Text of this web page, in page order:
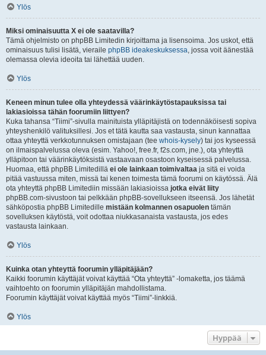
Ylös
Miksi ominaisuutta X ei ole saatavilla?
Tämä ohjelmisto on phpBB Limitedin kirjoittama ja lisensoima. Jos uskot, että
ominaisuus tulisi lisätä, vieraile phpBB ideakeskuksessa, jossa voit äänestää
olemassa olevia ideoita tai lähettää uuden.
Ylös
Keneen minun tulee olla yhteydessä väärinkäytöstapauksissa tai
lakiasioissa tähän foorumiin liittyen?
Kuka tahansa “Tiimi”-sivulla mainituista ylläpitäjistä on todennäköisesti sopiva
yhteyshenkilö valituksillesi. Jos et tätä kautta saa vastausta, sinun kannattaa
ottaa yhteyttä verkkotunnuksen omistajaan (tee whois-kysely) tai jos kyseessä
on ilmaispalvelussa oleva (esim. Yahoo!, free.fr, f2s.com, jne.), ota yhteyttä
ylläpitoon tai väärinkäytöksistä vastaavaan osastoon kyseisessä palvelussa.
Huomaa, että phpBB Limitedillä ei ole lainkaan toimivaltaa ja sitä ei voida
pitää vastuussa miten, missä tai kenen toimesta tämä foorumi on käytössä. Älä
ota yhteyttä phpBB Limitediin missään lakiasioissa jotka eivät liity
phpBB.com-sivustoon tai pelkkään phpBB-sovellukseen itseensä. Jos lähetät
sähköpostia phpBB Limitedille mistään kolmannen osapuolen tämän
sovelluksen käytöstä, voit odottaa niukkasanaista vastausta, jos edes
vastausta lainkaan.
Ylös
Kuinka otan yhteyttä foorumin ylläpitäjään?
Kaikki foorumin käyttäjät voivat käyttää “Ota yhteyttä” -lomaketta, jos täämä
vaihtoehto on foorumin ylläpitäjän mahdollistama.
Foorumin käyttäjät voivat käyttää myös “Tiimi”-linkkiä.
Ylös
Hyppää